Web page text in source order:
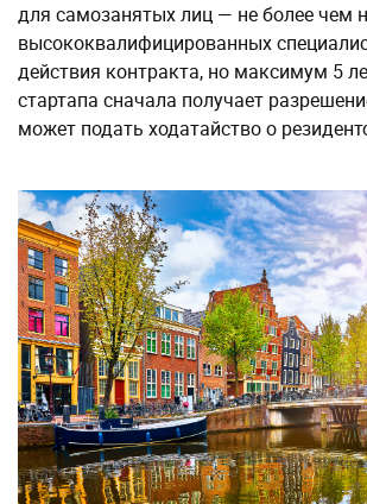
для самозанятых лиц — не более чем
высококвалифицированных
действия контракта, но максимум 5
стартапа сначала получает
может подать ходатайство о